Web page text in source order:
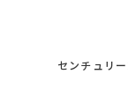
センチュリ